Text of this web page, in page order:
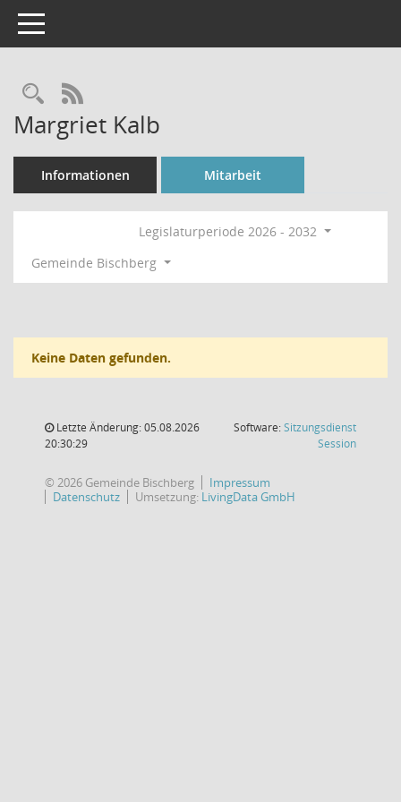
Toggle navigation
Rechercheauswahl
RSS-Feed
Margriet Kalb
Informationen Mitarbeit
Legislaturperiode 2026 - 2032
Gemeinde Bischberg
Keine Daten gefunden.
Letzte Änderung: 05.08.2026
20:30:29
Software:Sitzungsdienst
Session(Wird in
© 2026 Gemeinde Bischberg
Impressum
Datenschutz
Umsetzung: LivingData GmbH